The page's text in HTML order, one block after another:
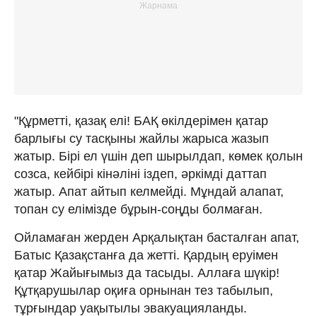
"Құрметті, қазақ елі! БАҚ өкілдерімен қатар
барлығы су тасқыны жайлы жарыса жазып
жатыр. Бірі ел үшін деп шырылдап, көмек қолын
созса, кейбірі кінәліні іздеп, әркімді даттап
жатыр. Апат айтып келмейді. Мұндай алапат,
топан су елімізде бұрын-соңды болмаған.
Ойламаған жерден Арқалықтан басталған апат,
Батыс Қазақстанға да жетті. Қардың еруімен
қатар Жайығымыз да тасыды. Аллаға шүкір!
Құтқарушылар оқиға орнынан тез табылып,
тұрғындар уақытылы эвакуацияланды.